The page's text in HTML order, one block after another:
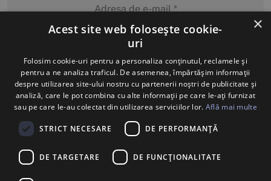
MĂ ABONEZ
×
Acest site web folosește cookie-
uri
Folosim cookie-uri pentru a personaliza conținutul, reclamele și
pentru a ne analiza traficul. De asemenea, împărtășim informații
despre utilizarea site-ului nostru cu partenerii noștri de publicitate și
analiză, care le pot combina cu alte informații pe care le-ați furnizat
sau pe care le-au colectat din utilizarea serviciilor lor. Află mai multe
STRICT NECESARE DE PERFORMANȚĂ
DE TARGETARE DE FUNCŢIONALITATE